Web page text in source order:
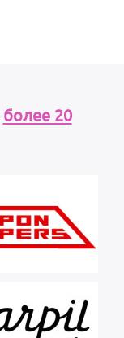
более 20